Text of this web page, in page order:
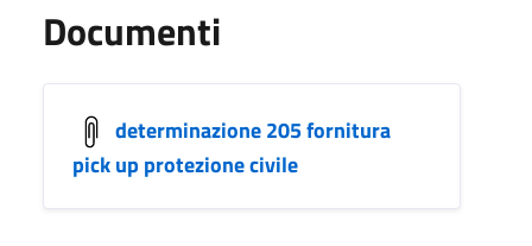
Documenti
determinazione 205 fornitura
pick up protezione civile